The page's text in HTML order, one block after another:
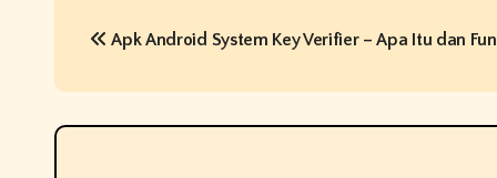
s
t
Apk Android System Key Verifier – Apa Itu dan